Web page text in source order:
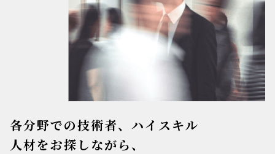
各分野での技術者、ハイスキル
人材をお探しながら、